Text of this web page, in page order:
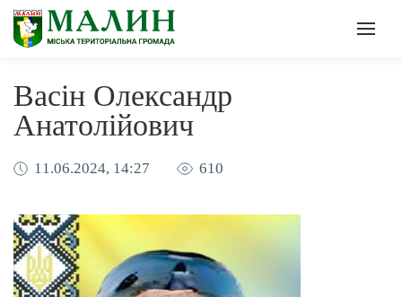
Офіційна сторінка
Васін Олександр
Анатолійович
11.06.2024, 14:27 610